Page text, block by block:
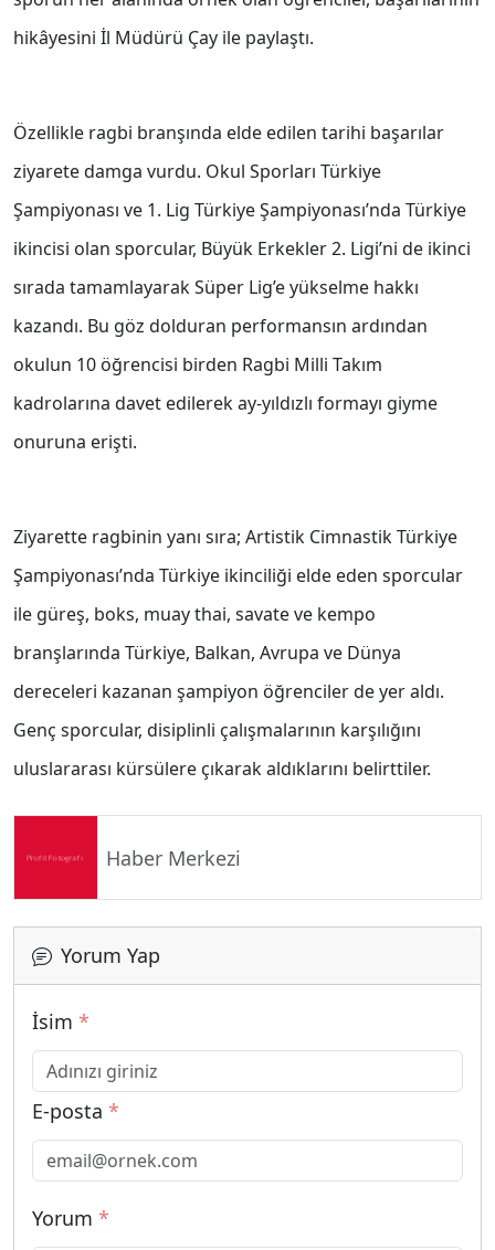
hikâyesini İl Müdürü Çay ile paylaştı.
Özellikle ragbi branşında elde edilen tarihi başarılar
ziyarete damga vurdu. Okul Sporları Türkiye
Şampiyonası ve 1. Lig Türkiye Şampiyonası’nda Türkiye
ikincisi olan sporcular, Büyük Erkekler 2. Ligi’ni de ikinci
sırada tamamlayarak Süper Lig’e yükselme hakkı
kazandı. Bu göz dolduran performansın ardından
okulun 10 öğrencisi birden Ragbi Milli Takım
kadrolarına davet edilerek ay-yıldızlı formayı giyme
onuruna erişti.
Ziyarette ragbinin yanı sıra; Artistik Cimnastik Türkiye
Şampiyonası’nda Türkiye ikinciliği elde eden sporcular
ile güreş, boks, muay thai, savate ve kempo
branşlarında Türkiye, Balkan, Avrupa ve Dünya
dereceleri kazanan şampiyon öğrenciler de yer aldı.
Genç sporcular, disiplinli çalışmalarının karşılığını
uluslararası kürsülere çıkarak aldıklarını belirttiler.
Haber Merkezi
Yorum Yap
İsim *
E-posta *
Yorum *